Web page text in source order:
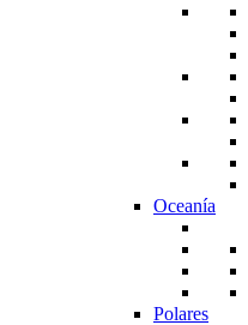
Oceanía
Polares